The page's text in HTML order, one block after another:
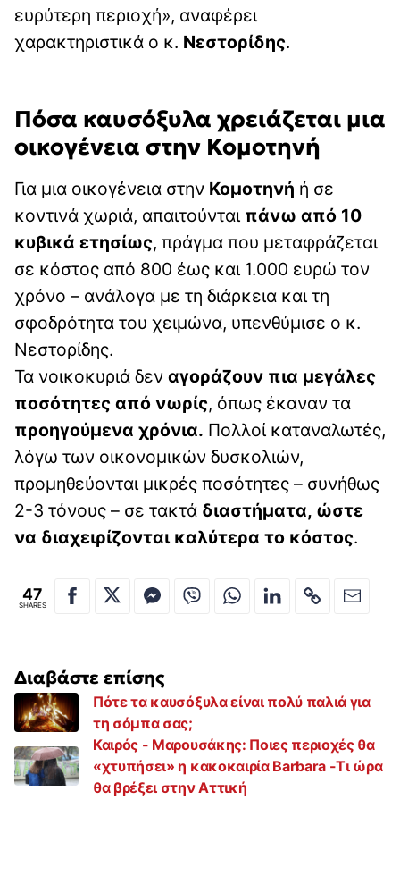
ευρύτερη περιοχή», αναφέρει
χαρακτηριστικά ο κ. Νεστορίδης.
Πόσα καυσόξυλα χρειάζεται μια
οικογένεια στην Κομοτηνή
Για μια οικογένεια στην Κομοτηνή ή σε
κοντινά χωριά, απαιτούνται πάνω από 10
κυβικά ετησίως, πράγμα που μεταφράζεται
σε κόστος από 800 έως και 1.000 ευρώ τον
χρόνο – ανάλογα με τη διάρκεια και τη
σφοδρότητα του χειμώνα, υπενθύμισε ο κ.
Νεστορίδης.
Τα νοικοκυριά δεν αγοράζουν πια μεγάλες
ποσότητες από νωρίς, όπως έκαναν τα
προηγούμενα χρόνια. Πολλοί καταναλωτές,
λόγω των οικονομικών δυσκολιών,
προμηθεύονται μικρές ποσότητες – συνήθως
2-3 τόνους – σε τακτά διαστήματα, ώστε
να διαχειρίζονται καλύτερα το κόστος.
47
SHARES
Διαβάστε επίσης
Πότε τα καυσόξυλα είναι πολύ παλιά για
τη σόμπα σας;
Καιρός - Μαρουσάκης: Ποιες περιοχές θα
«χτυπήσει» η κακοκαιρία Barbara -Τι ώρα
θα βρέξει στην Αττική